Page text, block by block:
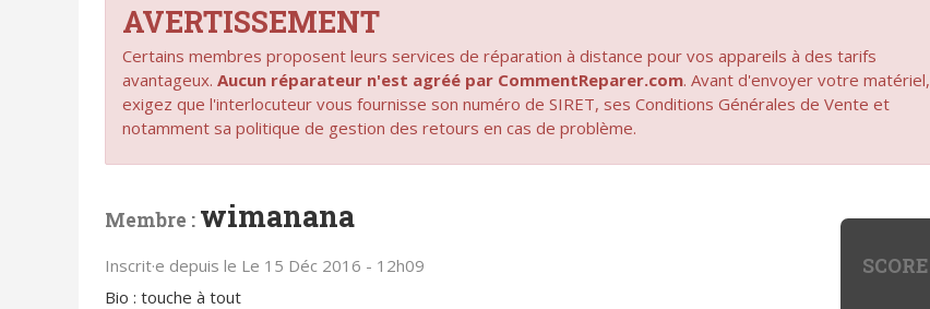
AVERTISSEMENT
Certains membres proposent leurs services de réparation à distance pour vos appareils à des tarifs
avantageux. Aucun réparateur n'est agréé par CommentReparer.com. Avant d'envoyer votre matériel,
exigez que l'interlocuteur vous fournisse son numéro de SIRET, ses Conditions Générales de Vente et
notamment sa politique de gestion des retours en cas de problème.
SCORE
Membre : wimanana
Inscrit·e depuis le Le 15 Déc 2016 - 12h09
Bio : touche à tout